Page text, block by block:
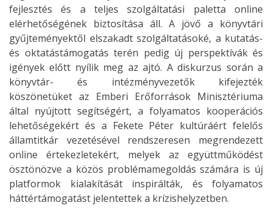
fejlesztés és a teljes szolgáltatási paletta online
elérhetőségének biztosítása áll. A jövő a könyvtári
gyűjteményektől elszakadt szolgáltatásoké, a kutatás-
és oktatástámogatás terén pedig új perspektívák és
igények előtt nyílik meg az ajtó. A diskurzus során a
könyvtár- és intézményvezetők kifejezték
köszönetüket az Emberi Erőforrások Minisztériuma
által nyújtott segítségért, a folyamatos kooperációs
lehetőségekért és a Fekete Péter kultúráért felelős
államtitkár vezetésével rendszeresen megrendezett
online értekezletekért, melyek az együttműködést
ösztönözve a közös problémamegoldás számára is új
platformok kialakítását inspirálták, és folyamatos
háttértámogatást jelentettek a krízishelyzetben.